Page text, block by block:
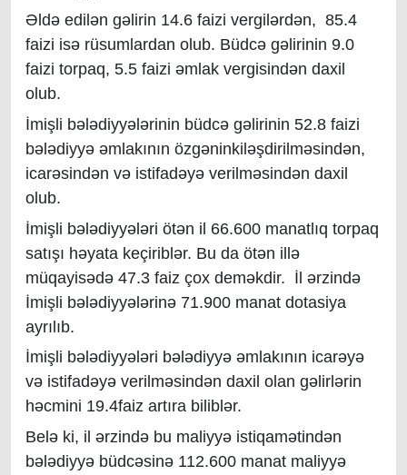
Əldə edilən gəlirin 14.6 faizi vergilərdən, 85.4
faizi isə rüsumlardan olub. Büdcə gəlirinin 9.0
faizi torpaq, 5.5 faizi əmlak vergisindən daxil
olub.
İmişli bələdiyyələrinin büdcə gəlirinin 52.8 faizi
bələdiyyə əmlakının özgəninkiləşdirilməsindən,
icarəsindən və istifadəyə verilməsindən daxil
olub.
İmişli bələdiyyələri ötən il 66.600 manatlıq torpaq
satışı həyata keçiriblər. Bu da ötən illə
müqayisədə 47.3 faiz çox deməkdir. İl ərzində
İmişli bələdiyyələrinə 71.900 manat dotasiya
ayrılıb.
İmişli bələdiyyələri bələdiyyə əmlakının icarəyə
və istifadəyə verilməsindən daxil olan gəlirlərin
həcmini 19.4faiz artıra biliblər.
Belə ki, il ərzində bu maliyyə istiqamətindən
bələdiyyə büdcəsinə 112.600 manat maliyyə